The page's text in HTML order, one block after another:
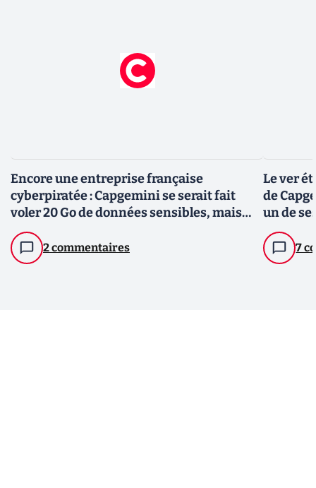
Encore une entreprise française
cyberpiratée : Capgemini se serait fait
voler 20 Go de données sensibles, mais
reste muette
2 commentaires
Le ver
de
un de
7